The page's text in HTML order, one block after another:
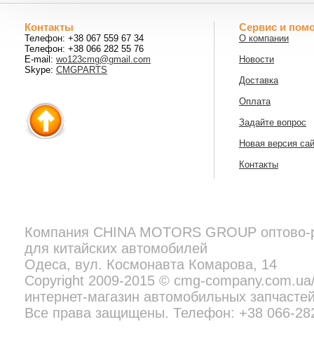
Контакты
Телефон: +38 067 559 67 34
Телефон: +38 066 282 55 76
E-mail: wo123cmg@gmail.com
Skype: CMGPARTS
Сервис и
О компании
Новости
Доставка
Оплата
Задайте вопрос
Новая версия
Контакты
Copyright 2009-2015 © cmg-company.com.ua/new -
Все права защищены. Телефон:
+38 097 692 02 06
Компания CHINA MOTORS GROUP
для китайских автомобилей
Одеса, вул. Космонавта Комарова, 14
Copyright 2009-2015 © cmg-
интернет-магазин автомобильных
Все права защищены. Телефон: +38 066-